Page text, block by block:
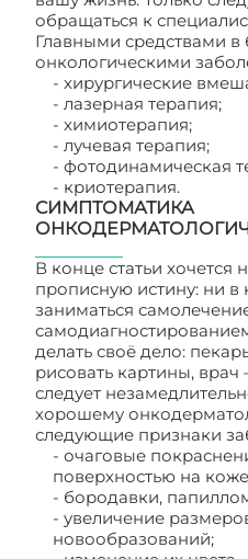
обращаться к
Главными средствами
онкологическими
- хирургические
- лазерная терапия;
- химиотерапия;
- лучевая терапия;
- фотодинамическая
- криотерапия.
СИМПТОМАТИКА
В конце статьи хочется
прописную истину: ни в
заниматься
делать своё дело:
рисовать картины,
следует
хорошему
следующие признаки
- очаговые
поверхностью на
- бородавки,
- увеличение
новообразований;